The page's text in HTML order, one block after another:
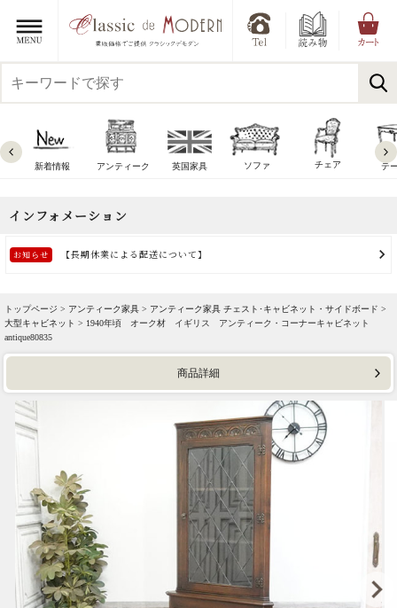
新着情報 アンティーク 英国家具 ソファ チェア テ
トップページ > アンティーク家具 > アンティーク家具 チェスト･キャビネット・サイドボード >
大型キャビネット > 1940年頃 オーク材 イギリス アンティーク・コーナーキャビネット
antique80835
商品詳細